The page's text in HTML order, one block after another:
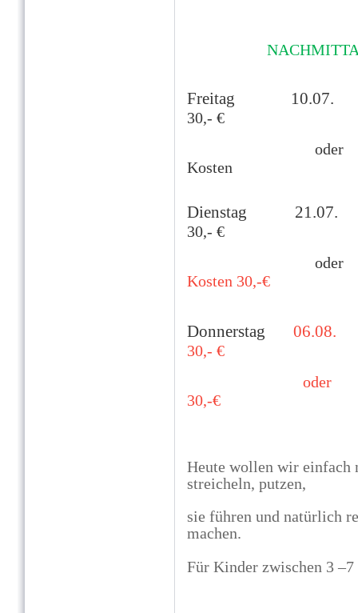
Freitag
30,- €
oder
Kosten
Dienstag
30,- €
oder
Kosten 30,-€
Donnerstag 06.08.
30,- €
oder 16:30
30,-€
Heute wollen wir einfach
streicheln, putzen,
sie führen und natürlich
machen.
Für Kinder zwischen 3 –7